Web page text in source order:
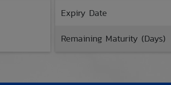
Expiry Date
Remaining Maturity (Days)